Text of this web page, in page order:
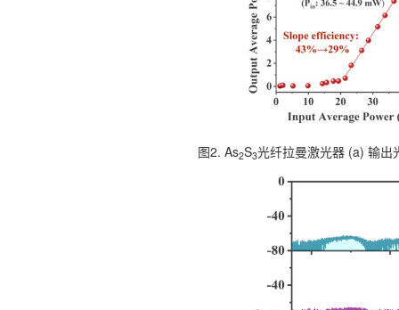
图2. As2S3光纤拉曼激光器 (a) 输出